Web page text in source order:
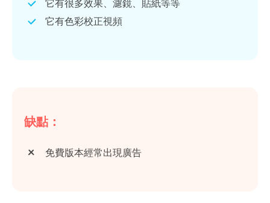
它有很多效果、濾鏡、貼紙等等
它有色彩校正視頻
缺點：
免費版本經常出現廣告